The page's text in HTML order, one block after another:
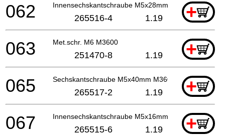
Innensechskantschraube M5x28mm M3600+
062 265516-4 1.19
Met.schr. M6 M3600 +
063 251470-8 1.19
Sechskantschraube M5x40mm M3600 +
065 265517-2 1.19
Innensechskantschraube M5x16mm M3600+
067 265515-6 1.19